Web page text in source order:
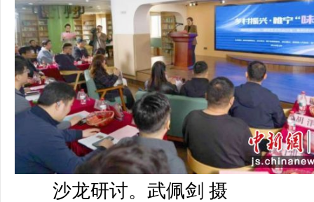
沙龙研讨。武佩剑 摄